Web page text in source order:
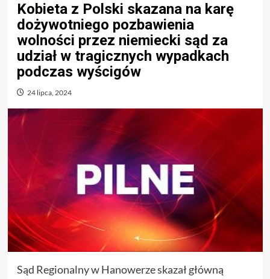
Kobieta z Polski skazana na karę
dożywotniego pozbawienia
wolności przez niemiecki sąd za
udział w tragicznych wypadkach
podczas wyścigów
24 lipca, 2024
Sąd Regionalny w Hanowerze skazał główną